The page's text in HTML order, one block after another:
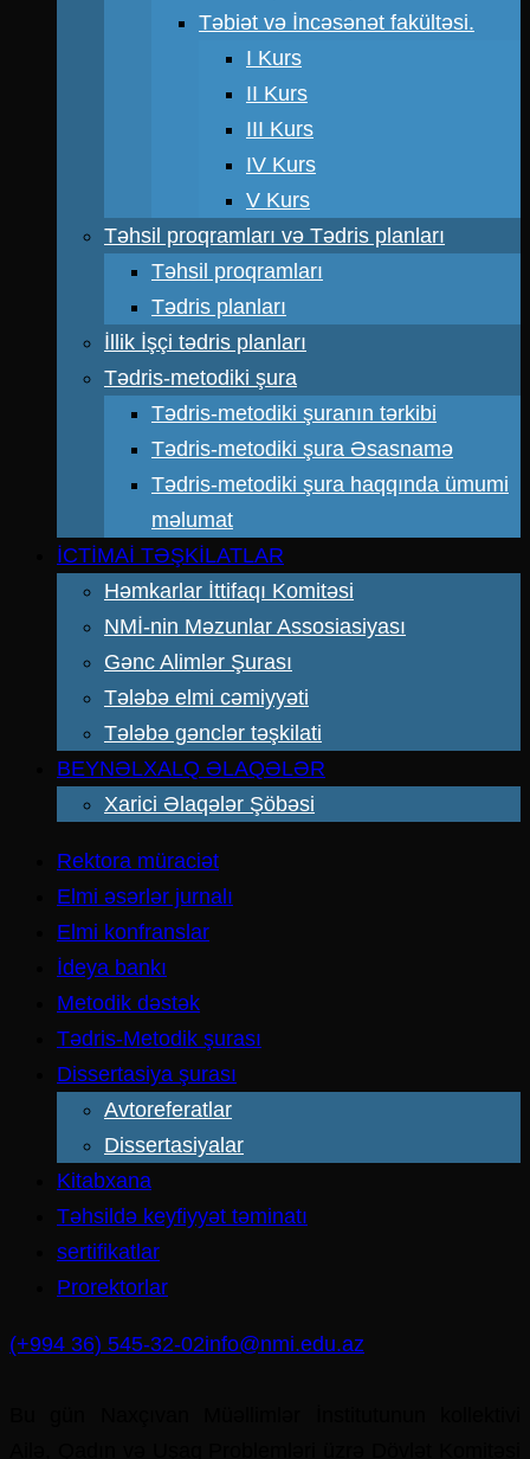
Təbiət və İncəsənət fakültəsi.
I Kurs
II Kurs
III Kurs
IV Kurs
V Kurs
Təhsil proqramları və Tədris planları
Təhsil proqramları
Tədris planları
İllik İşçi tədris planları
Tədris-metodiki şura
Tədris-metodiki şuranın tərkibi
Tədris-metodiki şura Əsasnamə
Tədris-metodiki şura haqqında ümumi
məlumat
İCTİMAİ TƏŞKİLATLAR
Həmkarlar İttifaqı Komitəsi
NMİ-nin Məzunlar Assosiasiyası
Gənc Alimlər Şurası
Tələbə elmi cəmiyyəti
Tələbə gənclər təşkilati
BEYNƏLXALQ ƏLAQƏLƏR
Xarici Əlaqələr Şöbəsi
Rektora müraciət
Elmi əsərlər jurnalı
Elmi konfranslar
İdeya bankı
Metodik dəstək
Tədris-Metodik şurası
Dissertasiya şurası
Avtoreferatlar
Dissertasiyalar
Kitabxana
Təhsildə keyfiyyət təminatı
sertifikatlar
Prorektorlar
(+994 36) 545-32-02info@nmi.edu.az